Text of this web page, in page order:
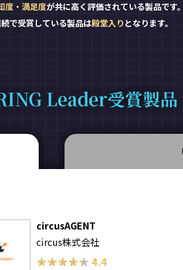
度・満足度が共に高く評価されている製品です
で受賞している製品は殿堂入り となります。
Leader受賞製品
circusAGENT
circus株式会社
★★★★★
★★★★★4.4